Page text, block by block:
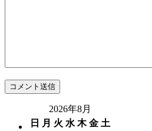
2026年8月
日
月 火 水 木 金 土